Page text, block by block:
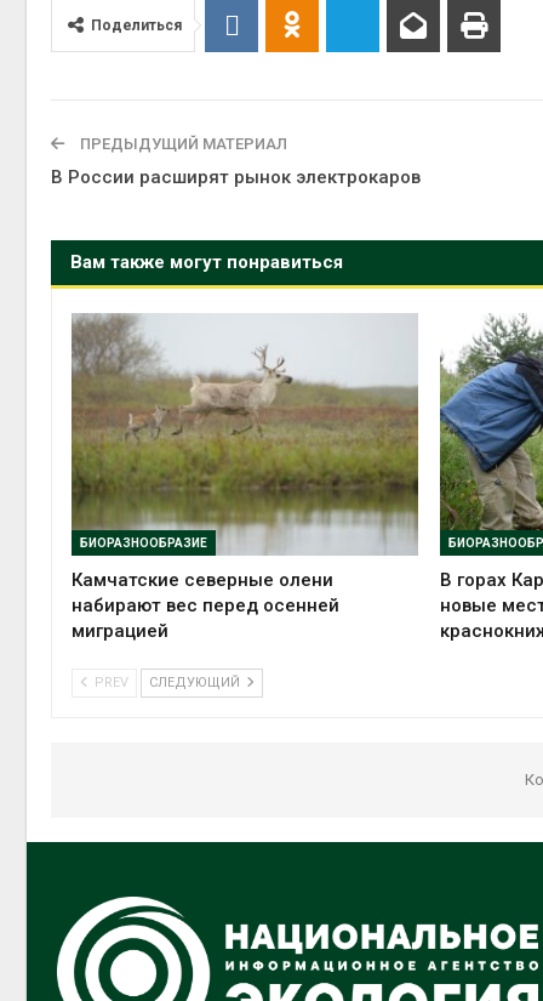
Поделиться
ПРЕДЫДУЩИЙ МАТЕРИАЛ
В России расширят рынок электрокаров
Вам также могут понравиться
БИОРАЗНООБРАЗИЕ
Камчатские северные олени
набирают вес перед осенней
миграцией
В горах
новые
PREV СЛЕДУЮЩИЙ